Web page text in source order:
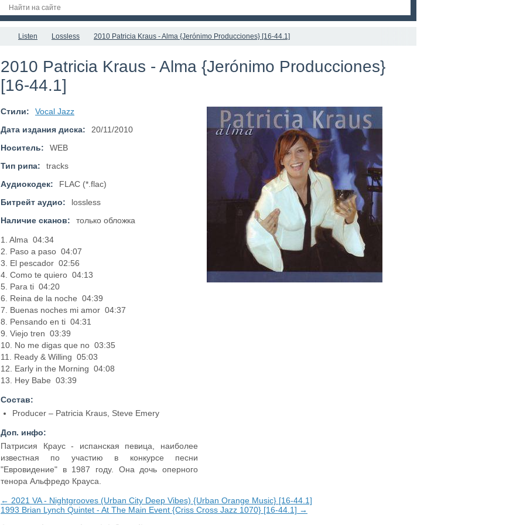
Listen Lossless 2010 Patricia Kraus - Alma {Jerónimo Producciones} [16-44.1]
2010 Patricia Kraus - Alma {Jerónimo Producciones}
[16-44.1]
Стили:
Vocal Jazz
Дата издания диска:
20/11/2010
Носитель:
WEB
Тип рипа:
tracks
Аудиокодек:
FLAC (*.flac)
Битрейт аудио:
lossless
Наличие сканов:
только обложка
1. Alma 04:34
2. Paso a paso 04:07
3. El pescador 02:56
4. Como te quiero 04:13
5. Para ti 04:20
6. Reina de la noche 04:39
7. Buenas noches mi amor 04:37
8. Pensando en ti 04:31
9. Viejo tren 03:39
10. No me digas que no 03:35
11. Ready & Willing 05:03
12. Early in the Morning 04:08
13. Hey Babe 03:39
Состав:
Producer – Patricia Kraus, Steve Emery
Доп. инфо:
Патрисия Краус - испанская певица, наиболее
известная по участию в конкурсе песни
"Евровидение" в 1987 году. Она дочь оперного
тенора Альфредо Крауса.
← 2021 VA - Nightgrooves (Urban City Deep Vibes) {Urban Orange Music} [16-44.1]
1993 Brian Lynch Quintet - At The Main Event {Criss Cross Jazz 1070} [16-44.1] →